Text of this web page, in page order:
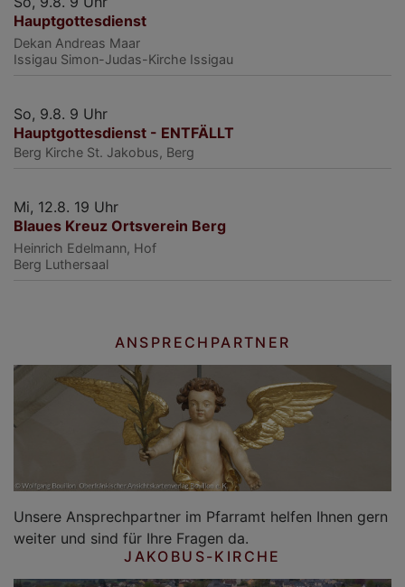
Hauptgottesdienst
Dekan Andreas Maar
Issigau Simon-Judas-Kirche Issigau
So, 9.8. 9 Uhr
Hauptgottesdienst - ENTFÄLLT
Berg Kirche St. Jakobus, Berg
Mi, 12.8. 19 Uhr
Blaues Kreuz Ortsverein Berg
Heinrich Edelmann, Hof
Berg Luthersaal
ANSPRECHPARTNER
Unsere Ansprechpartner im Pfarramt helfen Ihnen gern
weiter und sind für Ihre Fragen da.
JAKOBUS-KIRCHE